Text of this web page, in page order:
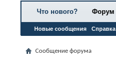
Что нового? Форум
Новые сообщения Справка
Сообщение форума